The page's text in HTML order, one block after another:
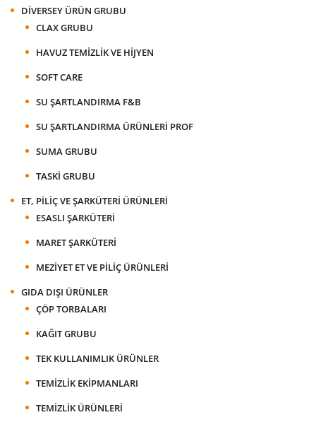
DIVERSEY ÜRÜN GRUBU
CLAX GRUBU
HAVUZ TEMIZLIK VE HIJYEN
SOFT CARE
SU ŞARTLANDIRMA F&B
SU ŞARTLANDIRMA ÜRÜNLERI PROF
SUMA GRUBU
TASKI GRUBU
ET, PILIÇ VE ŞARKÜTERI ÜRÜNLERI
ESASLI ŞARKÜTERI
MARET ŞARKÜTERI
MEZIYET ET VE PILIÇ ÜRÜNLERI
GIDA DIŞI ÜRÜNLER
ÇÖP TORBALARI
KAĞIT GRUBU
TEK KULLANIMLIK ÜRÜNLER
TEMIZLIK EKIPMANLARI
TEMIZLIK ÜRÜNLERI